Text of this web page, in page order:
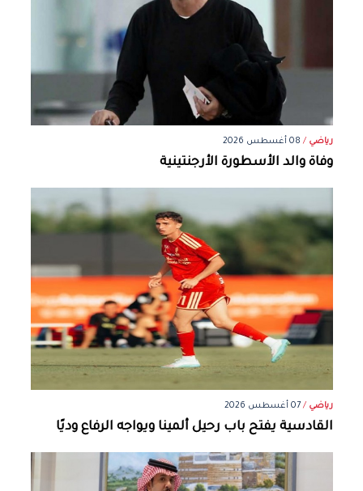
رياضي / 08 أغسطس 2026
وفاة والد الأسطورة الأرجنتينية
رياضي /07 أغسطس 2026
القادسية يفتح باب رحيل ألمينا ويواجه الرفاع وديًا